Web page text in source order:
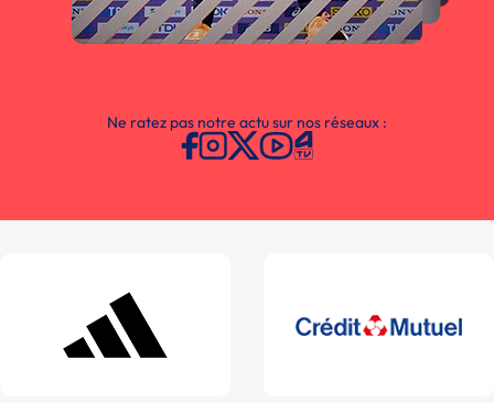
Ne ratez pas notre actu sur nos réseaux :